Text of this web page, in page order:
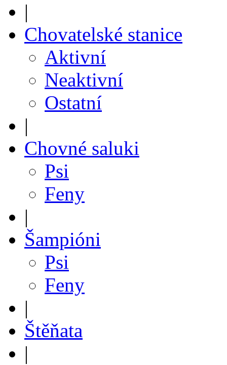
|
Chovatelské stanice
Aktivní
Neaktivní
Ostatní
|
Chovné saluki
Psi
Feny
|
Šampióni
Psi
Feny
|
Štěňata
|